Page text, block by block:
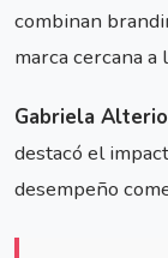
combinan
marca cercana a
Gabriela Alterio
destacó el
desempeño